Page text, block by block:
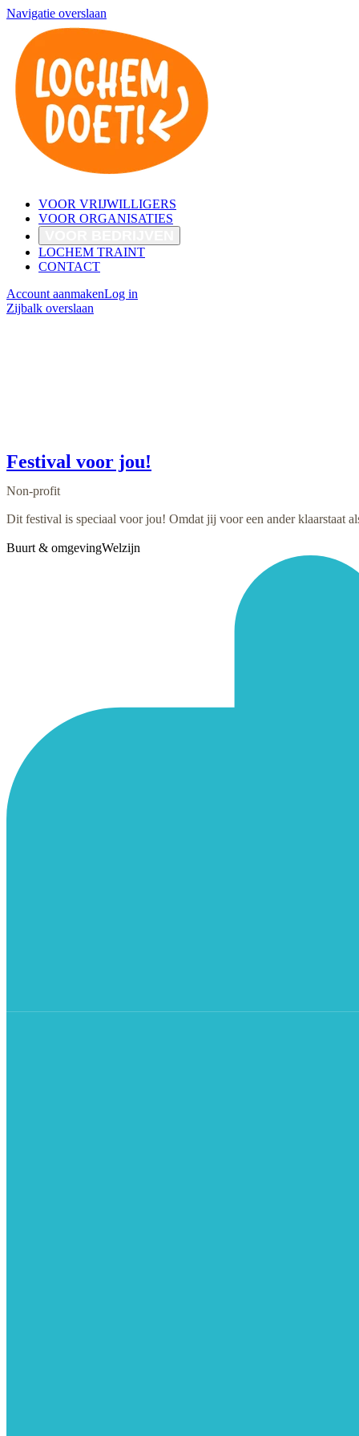
Navigatie overslaan
VOOR VRIJWILLIGERS
VOOR ORGANISATIES
LOCHEM TRAINT
CONTACT
Account aanmakenLog in
Zijbalk overslaan
Festival voor jou!
Non-profit
Dit festival is speciaal voor jou! Omdat jij voor een ander klaarstaat
Buurt & omgevingWelzijn